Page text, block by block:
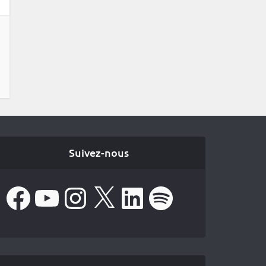
Suivez-nous
Facebook Instagram
X LinkedIn Spotify